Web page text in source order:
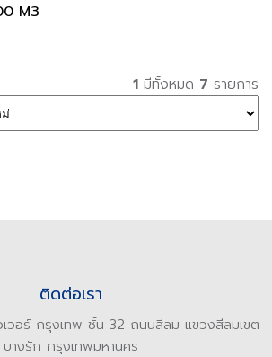
M3
1 มีทั้งหมด 7 รายการ
ติดต่อเรา
วอร์ กรุงเทพ ชั้น 32 ถนนสีลม แขวงสีลมเขต
บางรัก กรุงเทพมหานคร